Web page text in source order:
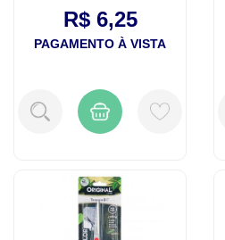
R$ 6,25
PAGAMENTO À VISTA